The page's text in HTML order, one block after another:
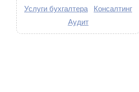
Услуги бухгалтера
Консалтинг
Аудит